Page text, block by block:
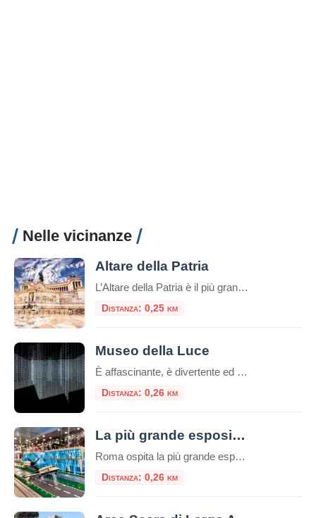
Nelle vicinanze
Altare della Patria
L’Altare della Patria è il più grande monumento nazionale d’Italia ed è stato inaugurato dal re Vittorio Emanuele III durante il 50° anniversario dell’Unità d’Italia all’Esposizione Universale del 4 giugno 1911. Il monumento era originariamente progettato per commemorare il re Vittorio Emanuele II di Savoia. Fu il primo re d’Italia ed era conosciuto come il ‘Re […]
Distanza: 0,25 km
Museo della Luce
È affascinante, è divertente ed è sicuramente sorprendente. Benvenuti nel palazzo storico ricco di affascinanti installazioni luminose, illusioni avvincenti e un’atmosfera meravigliosa! L’esposizione del museo si sviluppa in uno spazio di 1000 m2 dove le installazioni luminose incontrano le invenzioni scientifiche e artistiche: l’arte della luce e l’ottica vengono esposte insieme a scoperte che hanno […]
Distanza: 0,26 km
La più grande esposizione europea di mattoncini LEGO®
Roma ospita la più grande esposizione europea di modelli realizzati con i celebri mattoncini LEGO®, un evento unico e spettacolare nel cuore del centro storico, a due passi da Piazza Venezia. Un’esposizione inedita Tutti i modelli in mostra sono inediti e mai presentati prima. Oltre 100 diorami e migliaia di costruzioni, per un totale di […]
Distanza: 0,26 km